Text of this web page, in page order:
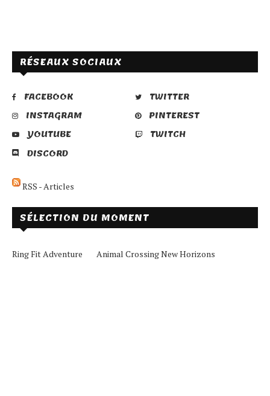
RÉSEAUX SOCIAUX
FACEBOOK
TWITTER
INSTAGRAM
PINTEREST
YOUTUBE
TWITCH
DISCORD
RSS - Articles
SÉLECTION DU MOMENT
Ring Fit Adventure Animal Crossing New Horizons